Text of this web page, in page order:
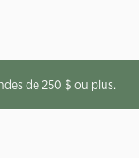
de 250 $ ou plus.